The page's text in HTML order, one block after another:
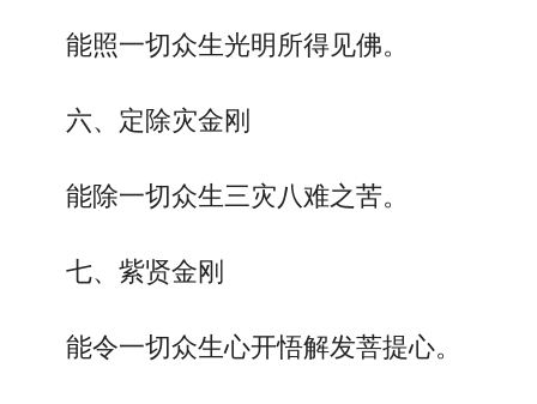
能照一切众生光明所得见佛。
六、定除灾金刚
能除一切众生三灾八难之苦。
七、紫贤金刚
能令一切众生心开悟解发菩提心。